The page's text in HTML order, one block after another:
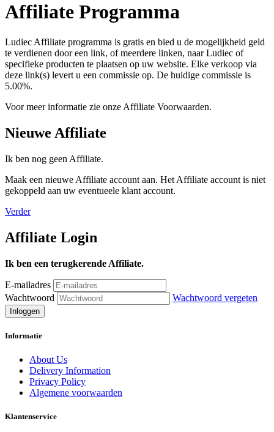
Affiliate Programma
Ludiec Affiliate programma is gratis en bied u de mogelijkheid geld
te verdienen door een link, of meerdere linken, naar Ludiec of
specifieke producten te plaatsen op uw website. Elke verkoop via
deze link(s) levert u een commissie op. De huidige commissie is
5.00%.
Voor meer informatie zie onze Affiliate Voorwaarden.
Nieuwe Affiliate
Ik ben nog geen Affiliate.
Maak een nieuwe Affiliate account aan. Het Affiliate account is niet
gekoppeld aan uw eventueele klant account.
Verder
Affiliate Login
Ik ben een terugkerende Affiliate.
E-mailadres
Wachtwoord
Wachtwoord vergeten
Informatie
About Us
Delivery Information
Privacy Policy
Algemene voorwaarden
Klantenservice